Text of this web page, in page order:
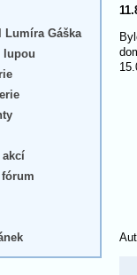
Lumíra Gáška
lupou
akcí